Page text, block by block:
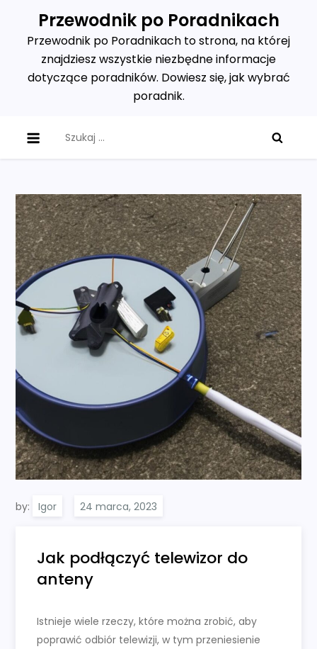
content
Przewodnik po Poradnikach
Przewodnik po Poradnikach to strona, na której
znajdziesz wszystkie niezbędne informacje
dotyczące poradników. Dowiesz się, jak wybrać
poradnik.
by: Igor
Jak podłączyć telewizor do
anteny
Istnieje wiele rzeczy, które można zrobić, aby
poprawić odbiór telewizji, w tym przeniesienie